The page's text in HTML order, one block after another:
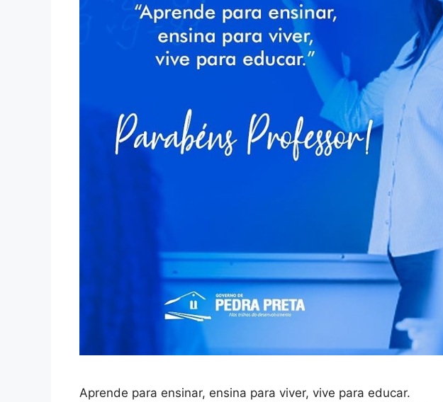
Aprende para ensinar, ensina para viver, vive para educar.